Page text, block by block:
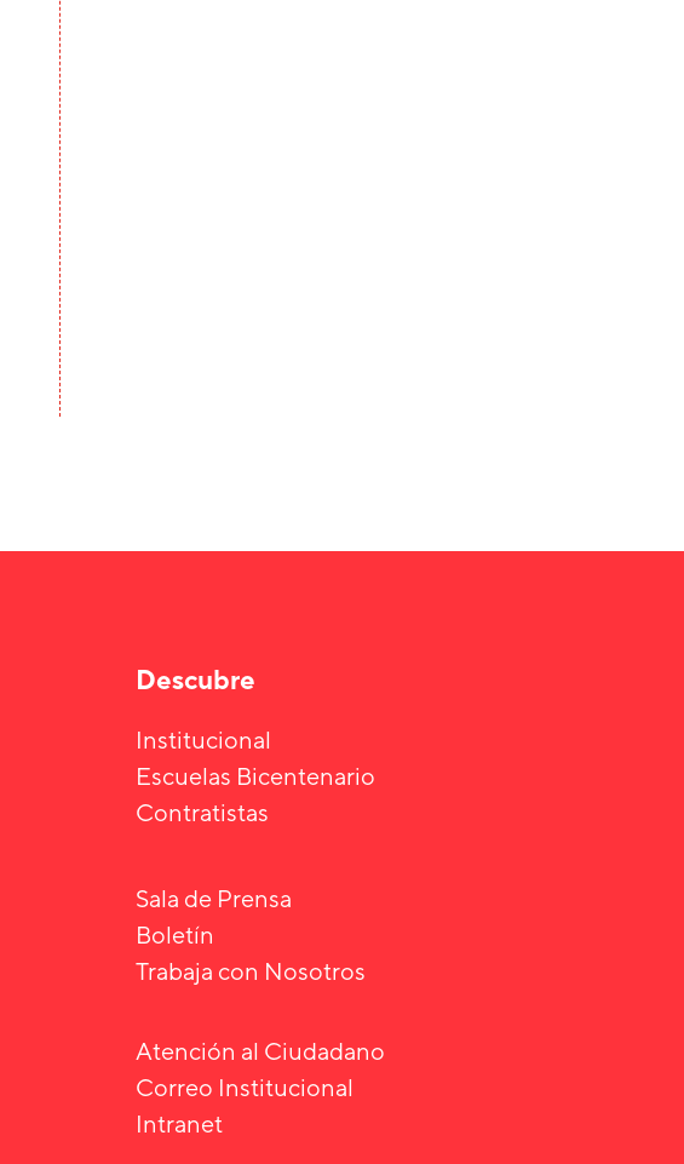
Descubre
Institucional
Escuelas Bicentenario
Contratistas
Sala de Prensa
Boletín
Trabaja con Nosotros
Atención al Ciudadano
Correo Institucional
Intranet